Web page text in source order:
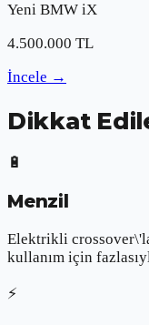
Yeni BMW iX
4.500.000 TL
İncele →
Dikkat
🔋
Menzil
Elektrikli
kullanım için
⚡